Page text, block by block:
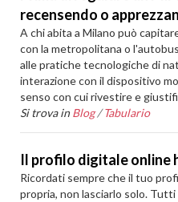
recensendo o
A chi abita a Milano può
con la metropolitana o
alle pratiche tecnologiche di
interazione con il dispositivo
senso con cui rivestire e
Si trova in Blog /Tabulario
Il profilo digitale online
Ricordati sempre che il tuo
propria, non lasciarlo solo.